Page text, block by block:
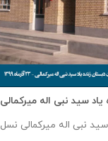
اله ميركمالی – ۲۳ آذر‌ماه
سيد نبی اله ميركمالی